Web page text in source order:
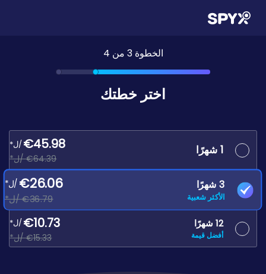
الخطوة 3 من 4
اختر خطتك
1 شهرًا €45.98 /ل*
€64.39 /ل*
3 شهرًا
الأكثر شعبية
€26.06 /ل*
€36.79 /ل*
12 شهرًا
أفضل قيمة
€10.73 /ل*
€15.33 /ل*